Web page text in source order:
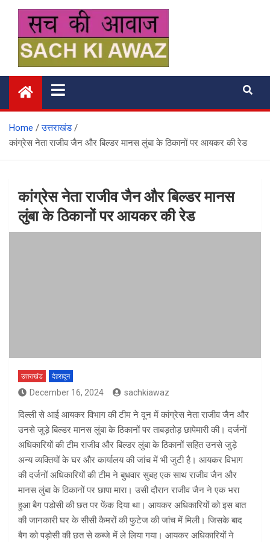
content
सच की आवाज
Home
उत्तराखंड
कांग्रेस नेता राजीव जैन और बिल्डर मानस लुंबा के ठिकानों पर आयकर की रेड
कांग्रेस नेता राजीव जैन और बिल्डर मानस
लुंबा के ठिकानों पर आयकर की रेड
उत्तराखंड देहरादून
December 16, 2024 sachkiawaz
दिल्ली से आई आयकर विभाग की टीम ने दून में कांग्रेस नेता राजीव जैन और
उनसे जुड़े बिल्डर मानस लुंबा के ठिकानों पर ताबड़तोड़ छापेमारी की। दर्जनों
अधिकारियों की टीम राजीव और बिल्डर लुंबा के ठिकानों सहित उनसे जुड़े
अन्य व्यक्तियों के घर और कार्यालय की जांच में भी जुटी है। आयकर विभाग
की दर्जनों अधिकारियों की टीम ने बुधवार सुबह एक साथ राजीव जैन और
मानस लुंबा के ठिकानों पर छापा मारा। उसी दौरान राजीव जैन ने एक भरा
हुआ बैग पडोसी की छत पर फेंक दिया था। आयकर अधिकारियों को इस बात
की जानकारी घर के सीसी कैमरों की फुटेज की जांच में मिली। जिसके बाद
बैग को पड़ोसी की छत से कब्जे में ले लिया गया। आयकर अधिकारियों ने